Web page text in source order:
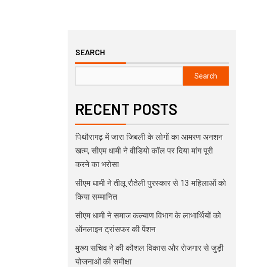
SEARCH
Search
RECENT POSTS
पिथौरागढ़ में जारा जिबली के लोगों का आमरण अनशन
खत्म, सीएम धामी ने वीडियो कॉल पर दिया मांग पूरी
करने का भरोसा
सीएम धामी ने तीलू रौतेली पुरस्कार से 13 महिलाओं को
किया सम्मानित
सीएम धामी ने समाज कल्याण विभाग के लाभार्थियों को
ऑनलाइन ट्रांसफर की पेंशन
मुख्य सचिव ने की कौशल विकास और रोजगार से जुड़ी
योजनाओं की समीक्षा